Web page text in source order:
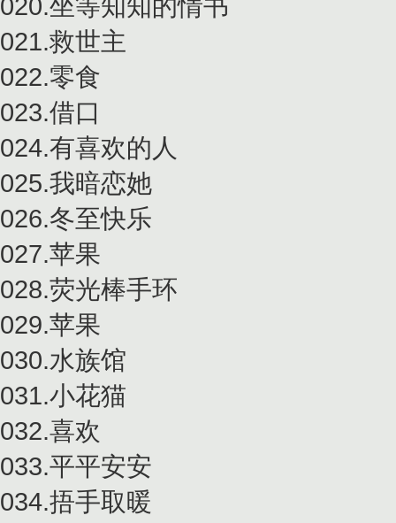
021.救世主
022.零食
023.借口
024.有喜欢的人
025.我暗恋她
026.冬至快乐
027.苹果
028.荧光棒手环
029.苹果
030.水族馆
031.小花猫
032.喜欢
033.平平安安
034.捂手取暖